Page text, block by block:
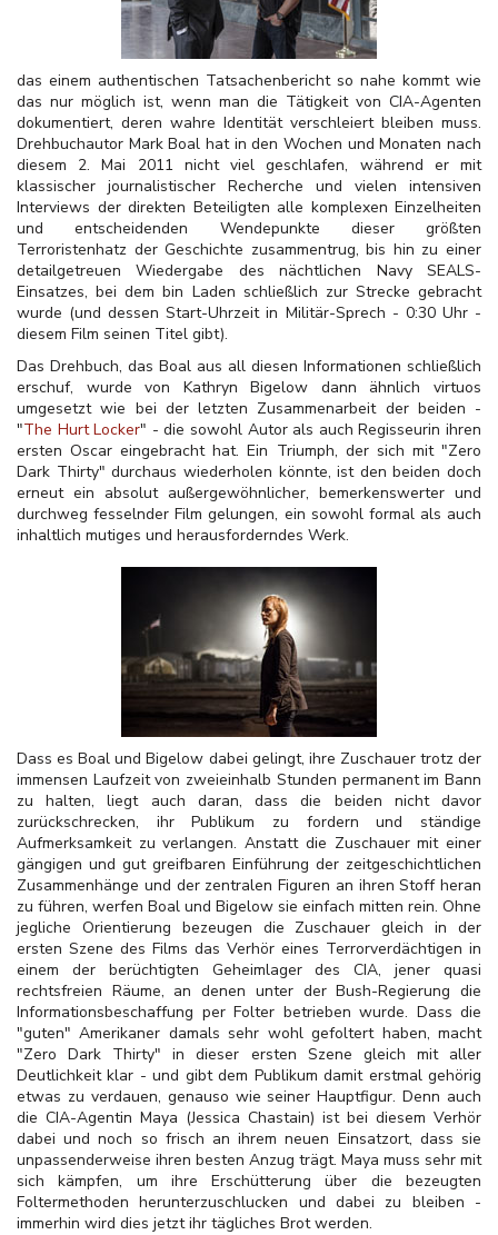
das einem authentischen Tatsachenbericht so nahe kommt wie
das nur möglich ist, wenn man die Tätigkeit von CIA-Agenten
dokumentiert, deren wahre Identität verschleiert bleiben muss.
Drehbuchautor Mark Boal hat in den Wochen und Monaten nach
diesem 2. Mai 2011 nicht viel geschlafen, während er mit
klassischer journalistischer Recherche und vielen intensiven
Interviews der direkten Beteiligten alle komplexen Einzelheiten
und entscheidenden Wendepunkte dieser größten
Terroristenhatz der Geschichte zusammentrug, bis hin zu einer
detailgetreuen Wiedergabe des nächtlichen Navy SEALS-
Einsatzes, bei dem bin Laden schließlich zur Strecke gebracht
wurde (und dessen Start-Uhrzeit in Militär-Sprech - 0:30 Uhr -
diesem Film seinen Titel gibt).
Das Drehbuch, das Boal aus all diesen Informationen schließlich
erschuf, wurde von Kathryn Bigelow dann ähnlich virtuos
umgesetzt wie bei der letzten Zusammenarbeit der beiden -
"The Hurt Locker" - die sowohl Autor als auch Regisseurin ihren
ersten Oscar eingebracht hat. Ein Triumph, der sich mit "Zero
Dark Thirty" durchaus wiederholen könnte, ist den beiden doch
erneut ein absolut außergewöhnlicher, bemerkenswerter und
durchweg fesselnder Film gelungen, ein sowohl formal als auch
inhaltlich mutiges und herausforderndes Werk.
Dass es Boal und Bigelow dabei gelingt, ihre Zuschauer trotz der
immensen Laufzeit von zweieinhalb Stunden permanent im Bann
zu halten, liegt auch daran, dass die beiden nicht davor
zurückschrecken, ihr Publikum zu fordern und ständige
Aufmerksamkeit zu verlangen. Anstatt die Zuschauer mit einer
gängigen und gut greifbaren Einführung der zeitgeschichtlichen
Zusammenhänge und der zentralen Figuren an ihren Stoff heran
zu führen, werfen Boal und Bigelow sie einfach mitten rein. Ohne
jegliche Orientierung bezeugen die Zuschauer gleich in der
ersten Szene des Films das Verhör eines Terrorverdächtigen in
einem der berüchtigten Geheimlager des CIA, jener quasi
rechtsfreien Räume, an denen unter der Bush-Regierung die
Informationsbeschaffung per Folter betrieben wurde. Dass die
"guten" Amerikaner damals sehr wohl gefoltert haben, macht
"Zero Dark Thirty" in dieser ersten Szene gleich mit aller
Deutlichkeit klar - und gibt dem Publikum damit erstmal gehörig
etwas zu verdauen, genauso wie seiner Hauptfigur. Denn auch
die CIA-Agentin Maya (Jessica Chastain) ist bei diesem Verhör
dabei und noch so frisch an ihrem neuen Einsatzort, dass sie
unpassenderweise ihren besten Anzug trägt. Maya muss sehr mit
sich kämpfen, um ihre Erschütterung über die bezeugten
Foltermethoden herunterzuschlucken und dabei zu bleiben -
immerhin wird dies jetzt ihr tägliches Brot werden.